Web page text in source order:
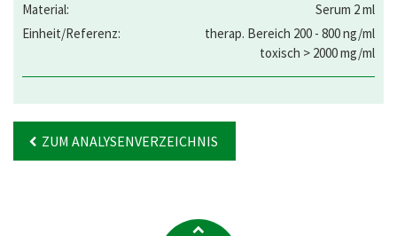
Serum 2 ml
therap. Bereich 200 - 800 ng/ml
toxisch > 2000 mg/ml
ZUM ANALYSENVERZEICHNIS